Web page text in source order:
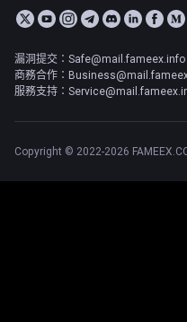
漏洞提交：Safe@mail.fameex.info
商務合作：
服務支持：
Copyright © 2022-2026